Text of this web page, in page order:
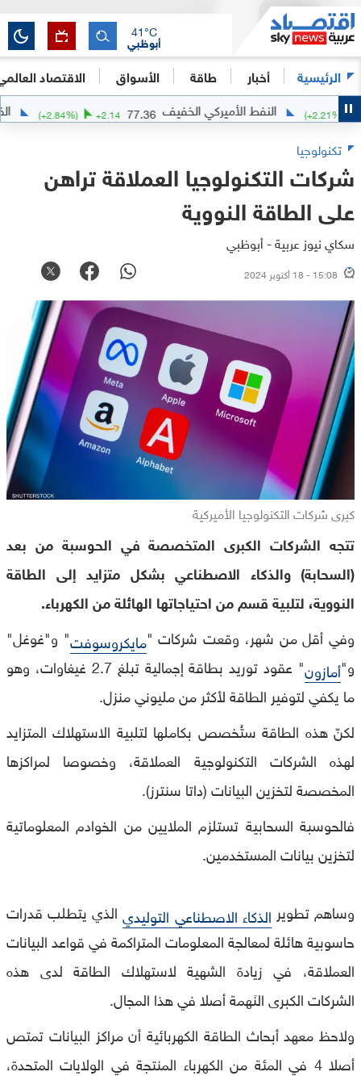
الرئيسية أخبار طاقة الأسواق الاقتصاد
أبوظبي
41°C
(+ النفط الأميركي الخفيف 77.36
+2.14
+2.84 %) الفضة
تكنولوجيا
شركات التكنولوجيا العملاقة تراهن
على الطاقة النووية
سكاي نيوز عربية - أبوظبي
15:08 - 18 أكتوبر 2024
كبرى شركات التكنولوجيا الأميركية
تتجه الشركات الكبرى المتخصصة في الحوسبة من بعد
(السحابة) والذكاء الاصطناعي بشكل متزايد إلى الطاقة
النووية، لتلبية قسم من احتياجاتها الهائلة من الكهرباء.
وفي أقل من شهر، وقعت شركات "مايكروسوفت" و"غوغل"
و"أمازون
" عقود توريد بطاقة إجمالية تبلغ 2.7 غيغاوات، وهو
ما يكفي لتوفير الطاقة لأكثر من مليوني منزل.
لكنّ هذه الطاقة ستُخصص بكاملها لتلبية الاستهلاك المتزايد
لهذه الشركات التكنولوجية العملاقة، وخصوصا لمراكزها
المخصصة لتخزين البيانات (داتا سنترز).
فالحوسبة السحابية تستلزم الملايين من الخوادم المعلوماتية
لتخزين بيانات المستخدمين.
وساهم تطوير الذكاء الاصطناعي التوليدي الذي يتطلب قدرات
حاسوبية هائلة لمعالجة المعلومات المتراكمة في قواعد البيانات
العملاقة، في زيادة الشهية لاستهلاك الطاقة لدى هذه
الشركات الكبرى النَهمة أصلا في هذا المجال.
ولاحظ معهد أبحاث الطاقة الكهربائية أن مراكز البيانات تمتص
أصلا 4 في المئة من الكهرباء المنتجة في الولايات المتحدة،